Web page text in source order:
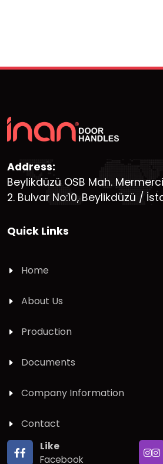
Address:
Beylikdüzü OSB Mah.
2. Bulvar No:10, Beylikdüzü /
Quick Links
Home
About Us
Production
Documents
Company Information
Contact
Like
Facebook